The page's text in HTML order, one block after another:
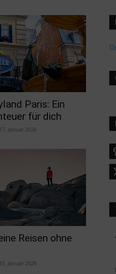
Paris: Ein
für dich
17. Januar 2026
Reisen ohne
15. Januar 2026